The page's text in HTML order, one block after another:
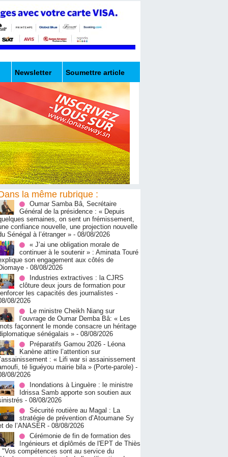
Newsletter Soumettre article
la même rubrique :
Oumar Samba Bâ, Secrétaire
Général de la présidence : « Depuis
semaines, on sent un frémissement,
confiance nouvelle, une projection nouvelle
Sénégal à l’étranger » - 08/08/2026
« J’ai une obligation morale de
continuer à le soutenir » : Aminata Touré
son engagement aux côtés de
- 08/08/2026
Industries extractives : la CJRS
clôture deux jours de formation pour
les capacités des journalistes -
08/2026
Le ministre Cheikh Niang sur
l’ouvrage de Oumar Demba Bâ: « Les
façonnent le monde consacre un héritage
sénégalais » - 08/08/2026
Préparatifs Gamou 2026 - Léona
Kanène attire l’attention sur
: « Lifi war si assainissement
té liguéyou mairie bila » (Porte-parole) -
08/2026
Inondations à Linguère : le ministre
Idrissa Samb apporte son soutien aux
- 08/08/2026
Sécurité routière au Magal : La
stratégie de prévention d’Atoumane Sy
de l’ANASER - 08/08/2026
Cérémonie de fin de formation des
Ingénieurs et diplômés de l'EPT de Thiès
"Vos compétences sont au service du